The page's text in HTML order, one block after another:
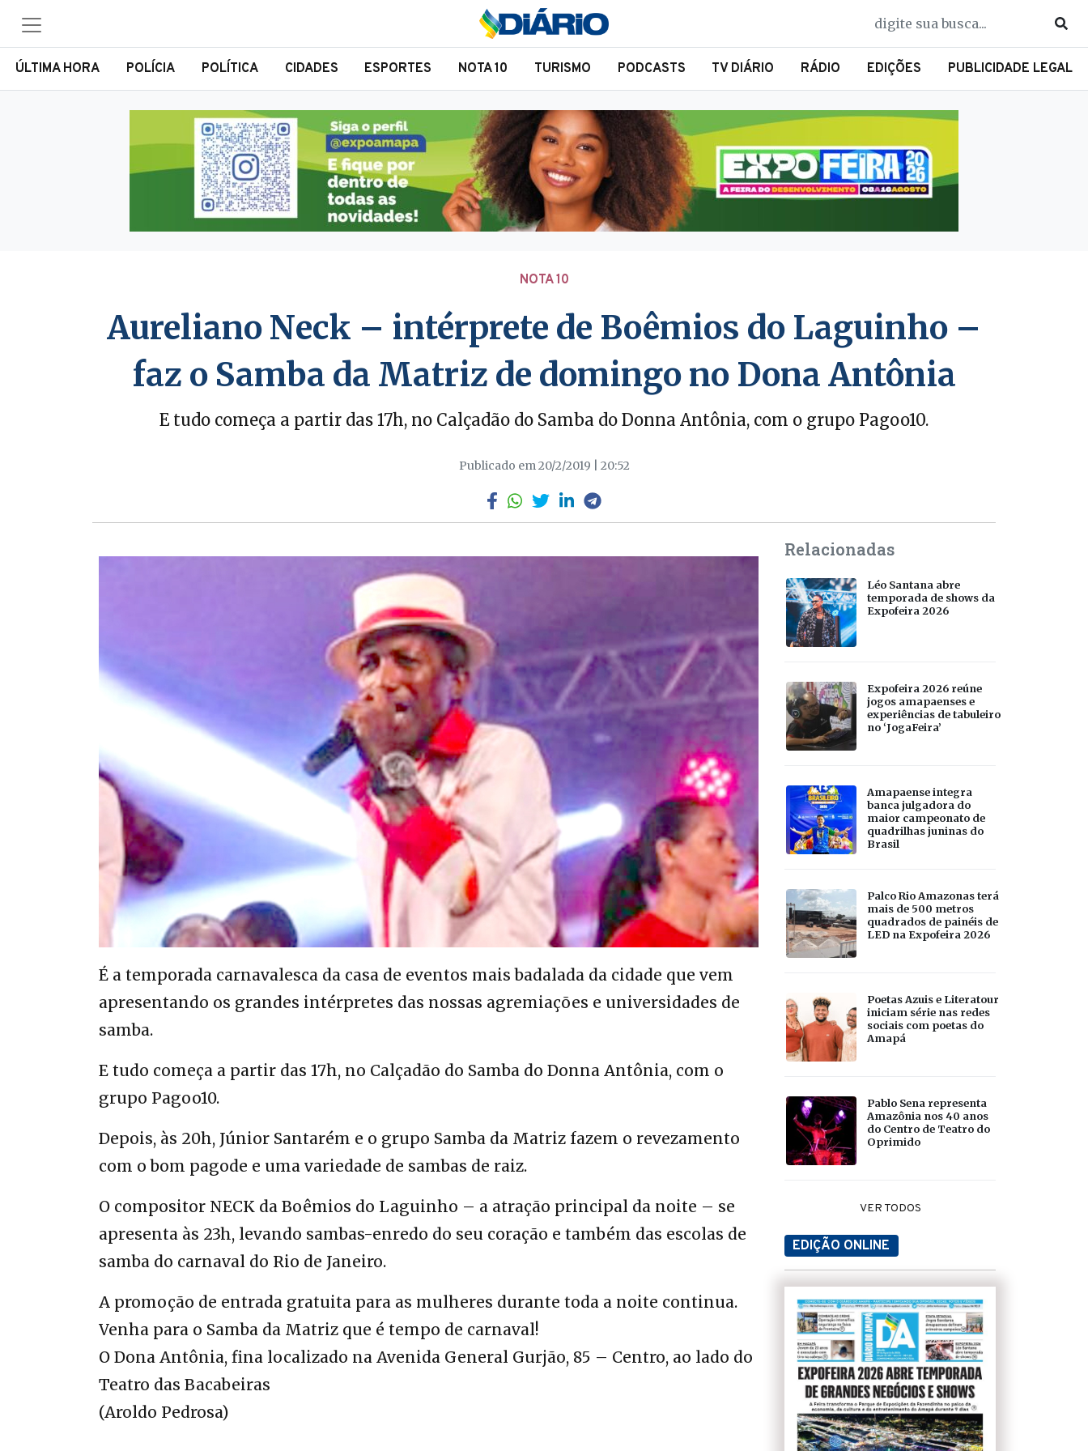
ÚLTIMA HORA POLÍCIA POLÍTICA CIDADES ESPORTES NOTA 10 TURISMO PODCASTS TV DIÁRIO RÁDIO EDIÇÕES PUBLICIDADE LEGAL
NOTA 10
Aureliano Neck – intérprete de Boêmios do Laguinho –
faz o Samba da Matriz de domingo no Dona Antônia
E tudo começa a partir das 17h, no Calçadão do Samba do Donna Antônia, com o grupo Pagoo10.
Publicado em 20/2/2019 | 20:52
É a temporada carnavalesca da casa de eventos mais badalada da cidade que vem
apresentando os grandes intérpretes das nossas agremiações e universidades de
samba.
E tudo começa a partir das 17h, no Calçadão do Samba do Donna Antônia, com o
grupo Pagoo10.
Depois, às 20h, Júnior Santarém e o grupo Samba da Matriz fazem o revezamento
com o bom pagode e uma variedade de sambas de raiz.
O compositor NECK da Boêmios do Laguinho – a atração principal da noite – se
apresenta às 23h, levando sambas-enredo do seu coração e também das escolas de
samba do carnaval do Rio de Janeiro.
A promoção de entrada gratuita para as mulheres durante toda a noite continua.
Venha para o Samba da Matriz que é tempo de carnaval!
O Dona Antônia, fina localizado na Avenida General Gurjão, 85 – Centro, ao lado do
Teatro das Bacabeiras
(Aroldo Pedrosa)
Relacionadas
Léo Santana abre
temporada de shows da
Expofeira 2026
Expofeira 2026 reúne
jogos amapaenses e
experiências de tabuleiro
no ‘JogaFeira’
Amapaense integra
banca julgadora do
maior campeonato de
quadrilhas juninas do
Brasil
Palco Rio Amazonas terá
mais de 500 metros
quadrados de painéis de
LED na Expofeira 2026
Poetas Azuis e Literatour
iniciam série nas redes
sociais com poetas do
Amapá
Pablo Sena representa
Amazônia nos 40 anos
do Centro de Teatro do
Oprimido
VER TODOS
EDIÇÃO ONLINE